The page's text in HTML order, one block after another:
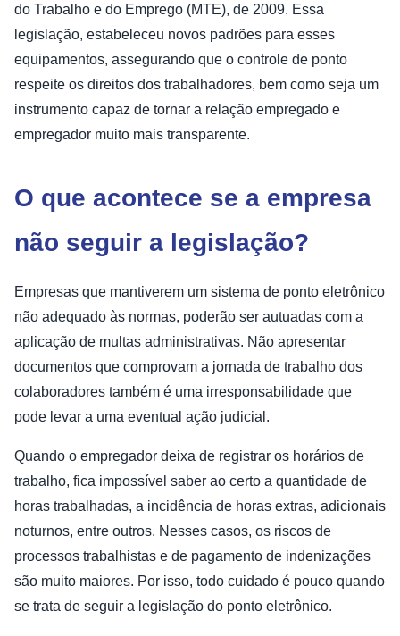
do Trabalho e do Emprego (MTE), de 2009. Essa
legislação, estabeleceu novos padrões para esses
equipamentos, assegurando que o controle de ponto
respeite os direitos dos trabalhadores, bem como seja um
instrumento capaz de tornar a relação empregado e
empregador muito mais transparente.
O que acontece se a empresa
não seguir a legislação?
Empresas que mantiverem um sistema de ponto eletrônico
não adequado às normas, poderão ser autuadas com a
aplicação de multas administrativas. Não apresentar
documentos que comprovam a jornada de trabalho dos
colaboradores também é uma irresponsabilidade que
pode levar a uma eventual ação judicial.
Quando o empregador deixa de registrar os horários de
trabalho, fica impossível saber ao certo a quantidade de
horas trabalhadas, a incidência de horas extras, adicionais
noturnos, entre outros. Nesses casos, os riscos de
processos trabalhistas e de pagamento de indenizações
são muito maiores. Por isso, todo cuidado é pouco quando
se trata de seguir a legislação do ponto eletrônico.